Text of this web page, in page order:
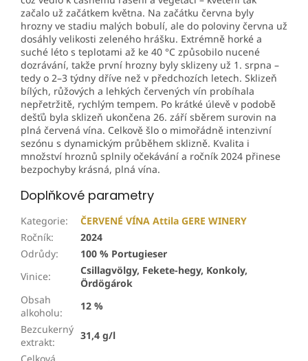
začalo už začátkem května. Na začátku června byly
hrozny ve stadiu malých bobulí, ale do poloviny června už
dosáhly velikosti zeleného hrášku. Extrémně horké a
suché léto s teplotami až ke 40 °C způsobilo nucené
dozrávání, takže první hrozny byly sklizeny už 1. srpna –
tedy o 2–3 týdny dříve než v předchozích letech. Sklizeň
bílých, růžových a lehkých červených vín probíhala
nepřetržitě, rychlým tempem. Po krátké úlevě v podobě
dešťů byla sklizeň ukončena 26. září sběrem surovin na
plná červená vína. Celkově šlo o mimořádně intenzivní
sezónu s dynamickým průběhem sklizně. Kvalita i
množství hroznů splnily očekávání a ročník 2024 přinese
bezpochyby krásná, plná vína.
Doplňkové parametry
Kategorie:
ČERVENÉ VÍNA Attila GERE WINERY
Ročník:
2024
Odrůdy:
100 % Portugieser
Vinice:
Csillagvölgy, Fekete-hegy, Konkoly,
Ördögárok
Obsah
alkoholu:
12 %
Bezcukerný
extrakt:
31,4 g/l